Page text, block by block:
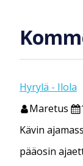
Hyrylä - Ilola
Maretus
Kävin
pääosin